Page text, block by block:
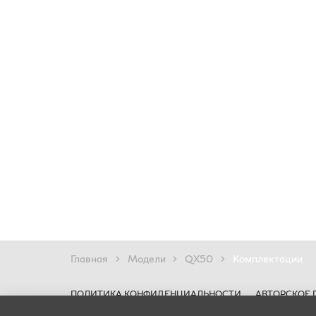
Главная Модели QX50 Комплектации
ПОЛИТИКА КОНФИДЕНЦИАЛЬНОСТИ АВТОРСКОЕ